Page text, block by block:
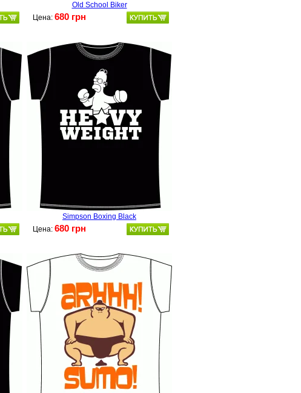
Old School Biker
Цена: 680 грн
Simpson Boxing Black
Цена: 680 грн